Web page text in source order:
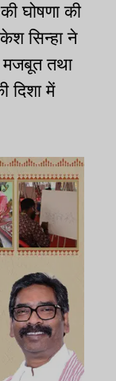
घोषणा की
सिन्हा ने
तथा
दिशा में